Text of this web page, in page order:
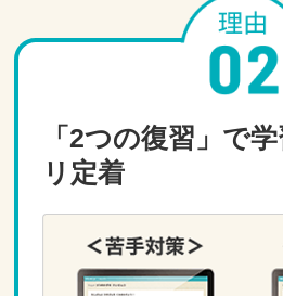
「2つの復習」で
リ定着